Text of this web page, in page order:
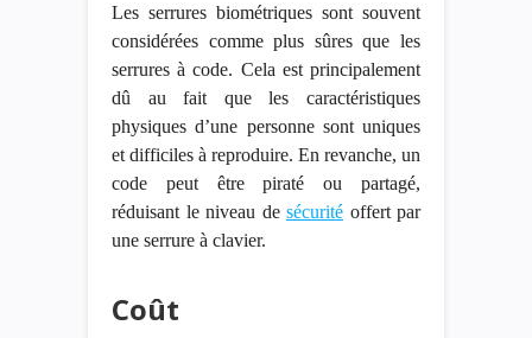
Les serrures biométriques sont souvent
considérées comme plus sûres que les
serrures à code. Cela est principalement
dû au fait que les caractéristiques
physiques d’une personne sont uniques
et difficiles à reproduire. En revanche, un
code peut être piraté ou partagé,
réduisant le niveau de sécurité offert par
une serrure à clavier.
Coût